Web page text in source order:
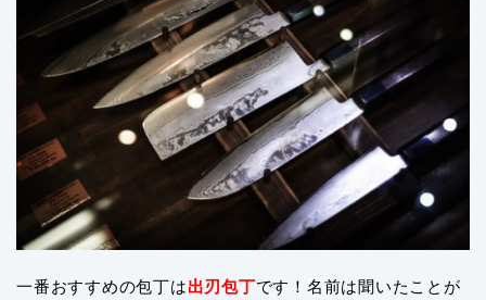
一番おすすめの包丁は出刃包丁です！名前は聞いたことが